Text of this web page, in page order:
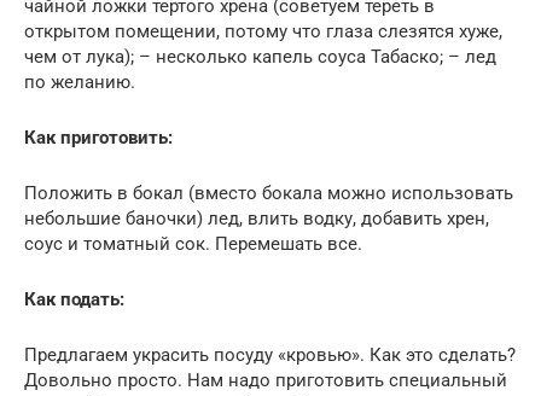
чайной ложки тертого хрена (советуем тереть в
открытом помещении, потому что глаза слезятся хуже,
чем от лука); – несколько капель соуса Табаско; – лед
по желанию.
Как приготовить:
Положить в бокал (вместо бокала можно использовать
небольшие баночки) лед, влить водку, добавить хрен,
соус и томатный сок. Перемешать все.
Как подать:
Предлагаем украсить посуду «кровью». Как это сделать?
Довольно просто. Нам надо приготовить специальный